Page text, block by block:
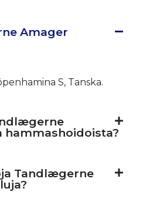
Amager
S, Tanska.
hammashoidoista?
Tandlægerne